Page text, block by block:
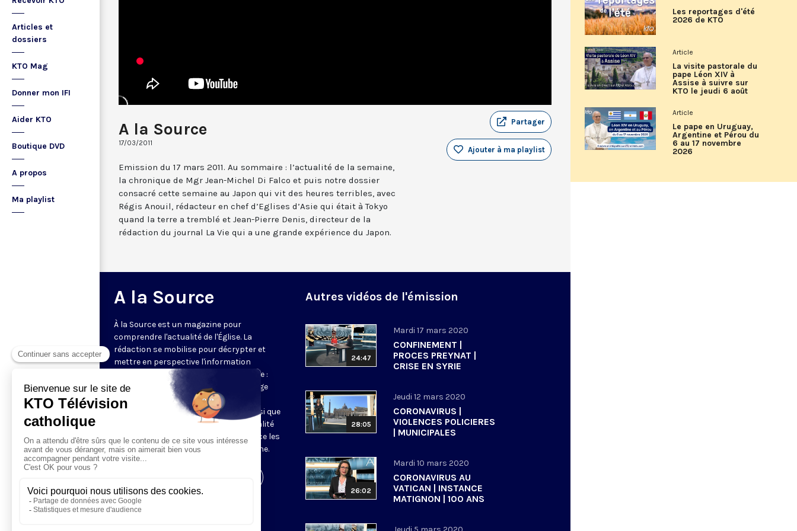
Articles et
dossiers
KTO Mag
Donner mon IFI
Aider KTO
Boutique DVD
A propos
Ma playlist
A la Source
17/03/2011
Partager
Ajouter à ma playlist
Emission du 17 mars 2011. Au sommaire : l’actualité de la semaine,
la chronique de Mgr Jean-Michel Di Falco et puis notre dossier
consacré cette semaine au Japon qui vit des heures terribles, avec
Régis Anouil, rédacteur en chef d’Eglises d’Asie qui était à Tokyo
quand la terre a tremblé et Jean-Pierre Denis, directeur de la
rédaction du journal La Vie qui a une grande expérience du Japon.
A la Source
À la Source est un magazine pour
comprendre l'actualité de l'Église. La
rédaction se mobilise pour décrypter et
mettre en perspective l'information
religieuse de la semaine. Au programme :
reportages, revue de presse, décryptage
d'experts, analyses des directeurs de
rédaction de la presse chrétienne, ainsi que
tour à tour, le regard décalé sur l'actualité
des chroniqueurs. Retrouvez À la Source les
mardi et jeudi à 21h45 sur notre antenne.
Autres vidéos de l'émission
24:47
Mardi 17 mars 2020
CONFINEMENT |
PROCES PREYNAT |
CRISE EN SYRIE
28:05
Jeudi 12 mars 2020
CORONAVIRUS |
VIOLENCES POLICIERES
| MUNICIPALES
26:02
Mardi 10 mars 2020
CORONAVIRUS AU
VATICAN | INSTANCE
MATIGNON | 100 ANS
Les reportages d'été
2026 de KTO
Article
La visite pastorale du
pape Léon XIV à
Assise à suivre sur
KTO le jeudi 6 août
Article
Le pape en Uruguay,
Argentine et Pérou du
6 au 17 novembre
2026